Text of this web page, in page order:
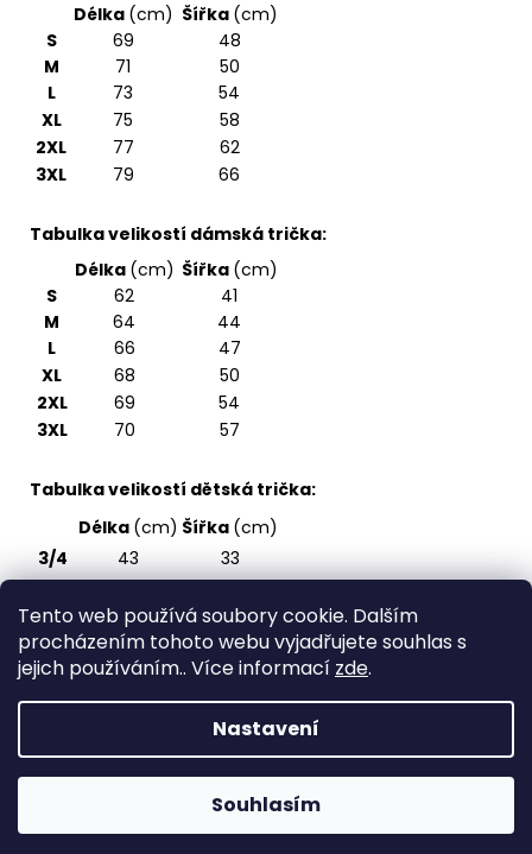
Tento web používá soubory cookie. Dalším
procházením tohoto webu vyjadřujete souhlas s
jejich používáním.. Více informací zde.
Nastavení
Souhlasím
Délka (cm) Šířka (cm)
S
69
48
M
71
50
L
73
54
XL
75
58
2XL
77
62
3XL
79 66
Tabulka velikostí dámská trička:
Délka (cm) Šířka (cm)
S
62
41
M
64
44
L
66
47
XL
68
50
2XL
69
54
3XL
70 57
Tabulka velikostí dětská trička:
Délka (cm) Šířka (cm)
3/4
43
33
7/8
51
39
9/10
55
43
11/12
á
a
Copyright 2026Spirite - svět originálních triček.
Všechna práva vyhrazena.